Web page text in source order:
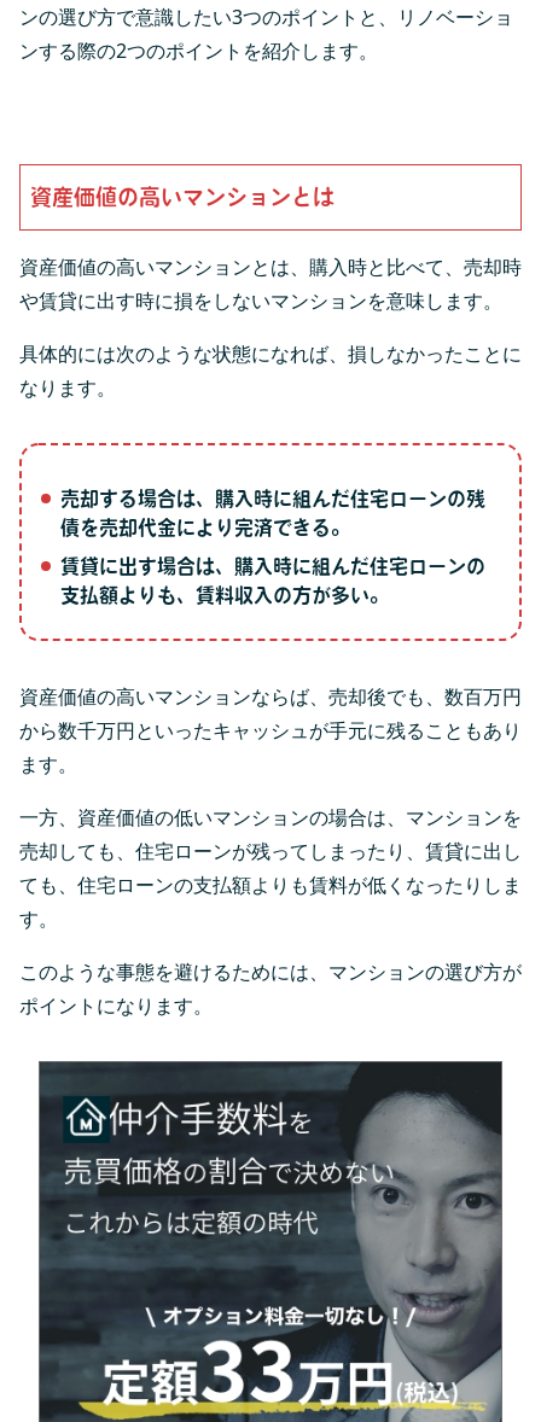
ンの選び方で意識したい3つのポイントと、リノベーショ
ンする際の2つのポイントを紹介します。
資産価値の高いマンションとは
資産価値の高いマンションとは、購入時と比べて、売却時
や賃貸に出す時に損をしないマンションを意味します。
具体的には次のような状態になれば、損しなかったことに
なります。
売却する場合は、購入時に組んだ住宅ローンの残
債を売却代金により完済できる。
賃貸に出す場合は、購入時に組んだ住宅ローンの
支払額よりも、賃料収入の方が多い。
資産価値の高いマンションならば、売却後でも、数百万円
から数千万円といったキャッシュが手元に残ることもあり
ます。
一方、資産価値の低いマンションの場合は、マンションを
売却しても、住宅ローンが残ってしまったり、賃貸に出し
ても、住宅ローンの支払額よりも賃料が低くなったりしま
す。
このような事態を避けるためには、マンションの選び方が
ポイントになります。